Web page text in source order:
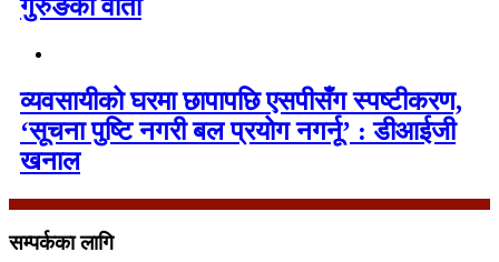
गुरुङको वार्ता
व्यवसायीको घरमा छापापछि एसपीसँग स्पष्टीकरण,
‘सूचना पुष्टि नगरी बल प्रयोग नगर्नू’ : डीआईजी
खनाल
सम्पर्कका लागि